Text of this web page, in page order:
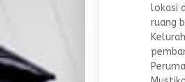
lokasi
ruang